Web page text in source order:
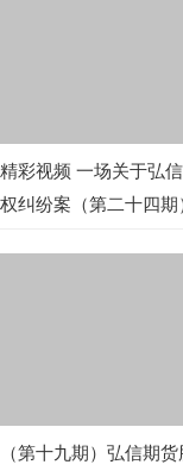
精彩视频 一场关于弘
权纠纷案（第二十四期
（第十九期）弘信期